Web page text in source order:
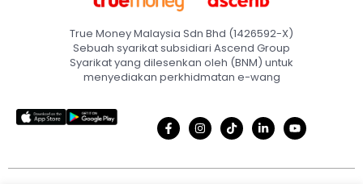
True Money Malaysia Sdn Bhd (1426592-X)
Sebuah syarikat subsidiari Ascend Group
Syarikat yang dilesenkan oleh (BNM) untuk
menyediakan perkhidmatan e-wang